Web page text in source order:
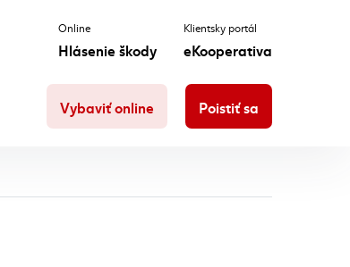
Online
Hlásenie škody
Klientsky portál
eKooperativa
Vybaviť online Poistiť sa